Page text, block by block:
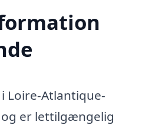
Loire-Atlantique-
er lettilgængelig